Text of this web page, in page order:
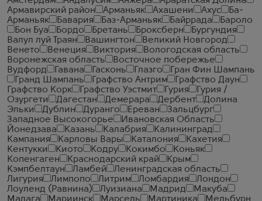
Армавирский район
Арманьяк Ахашени Ахус
Ба-
Арманьяк
Бавария Баз-Арманьяк Байррада
Бароло
Бон Буа
Бордо Бретань Броксберн
Бургундия
Валул луй Траян
Вашингтон
Великий Новгород
Венето
Венеция Виктория
Вологодская область
Воронежская область
Восточное побережье
Вудфорд
Гавана Гасконь Глазго
Гран Фин Шампань
Гранд Шампань
Графство Антрим
Графство Даун
Графство Корк
Графство Уэстмит Гурия
Гурия /
Озургети
Дагестан Демерара Дербент
Долина
Эльки
Дублин Дуранго Ереван
Зальцбург
Западное Высокогорье
Ивановская Область
Йонедзава
Казань Калабрия
Калининград
Кампания
Карловы Вары Каталония
Кахетия
Кентукки
Киото Кодру Кокимбо
Коньяк
Копенгаген
Краснодарский край
Крым
Кэмпбелтаун
Ламбей
Ленинградская область
Лигурия
Лимпопо Литрим Ломбардия
Лондон
Лоуленд (Равнина)
Луизиана Мадрид
Макуба